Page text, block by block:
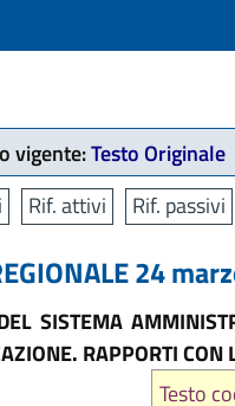
vigente:Testo Originale
Rif. attivi Rif. passivi
24
SISTEMA
RAPPORTI CON
Testo